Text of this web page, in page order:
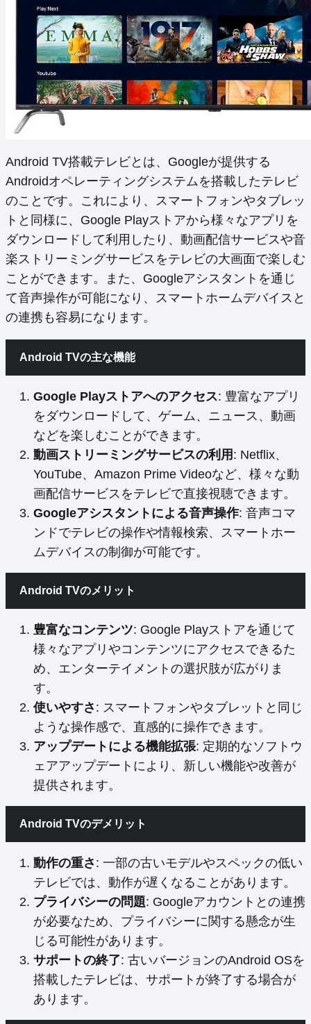
Android TV搭載テレビとは、Googleが提供する
Androidオペレーティングシステムを搭載したテレビ
のことです。これにより、スマートフォンやタブレッ
トと同様に、Google Playストアから様々なアプリを
ダウンロードして利用したり、動画配信サービスや音
楽ストリーミングサービスをテレビの大画面で楽しむ
ことができます。また、Googleアシスタントを通じ
て音声操作が可能になり、スマートホームデバイスと
の連携も容易になります。
Android TVの主な機能
Google Playストアへのアクセス: 豊富なアプリ
をダウンロードして、ゲーム、ニュース、動画
などを楽しむことができます。
動画ストリーミングサービスの利用 : Netflix、
YouTube、Amazon Prime Videoなど、様々な動
画配信サービスをテレビで直接視聴できます。
Googleアシスタントによる音声操作: 音声コマ
ンドでテレビの操作や情報検索、スマートホー
ムデバイスの制御が可能です。
Android TVのメリット
豊富なコンテンツ: Google Playストアを通じて
様々なアプリやコンテンツにアクセスできるた
め、エンターテイメントの選択肢が広がりま
す。
使いやすさ : スマートフォンやタブレットと同じ
ような操作感で、直感的に操作できます。
アップデートによる機能拡張: 定期的なソフトウ
ェアアップデートにより、新しい機能や改善が
提供されます。
Android TVのデメリット
動作の重さ : 一部の古いモデルやスペックの低い
テレビでは、動作が遅くなることがあります。
プライバシーの問題: Googleアカウントとの連携
が必要なため、プライバシーに関する懸念が生
じる可能性があります。
サポートの終了: 古いバージョンのAndroid OSを
搭載したテレビは、サポートが終了する場合が
あります。